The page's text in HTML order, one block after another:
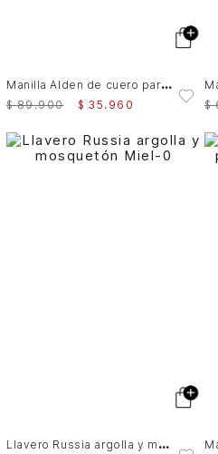
M
anilla Alden de cuero para hombre trenzada
$ 89.900 $ 35 . 960 $
L
lavero Russia argolla y mosquetón Miel